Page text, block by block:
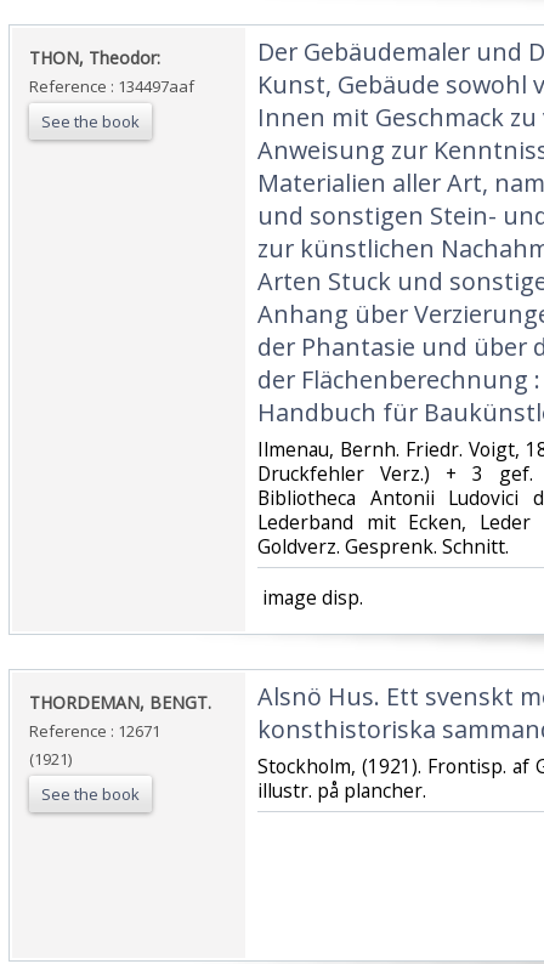
‎THON, Theodor:‎
Reference : 134497aaf
See the book
‎Der Gebäudemaler und
Kunst, Gebäude sowohl
Innen mit Geschmack
Anweisung zur
Materialien aller Art,
und sonstigen Stein-
zur künstlichen
Arten Stuck und
Anhang über
der Phantasie und über
der Flächenberechnung
Handbuch für
‎Ilmenau, Bernh. Friedr. Voigt,
Druckfehler Verz.) + 3
Bibliotheca Antonii Ludovici
Lederband mit Ecken, Leder
Goldverz. Gesprenk. Schnitt.‎
‎ image disp.‎
‎THORDEMAN, BENGT.‎
Reference : 12671
(1921)
See the book
‎Alsnö Hus. Ett svenskt
konsthistoriska
‎Stockholm, (1921). Frontisp. af
illustr. på plancher.‎